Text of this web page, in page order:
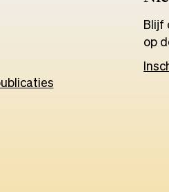
Blijf
op